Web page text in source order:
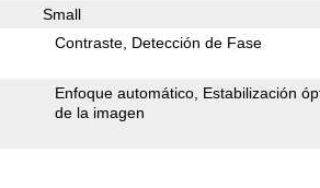
Small
Contraste Detección de Fase
Enfoque automático Estabilización
de la imagen